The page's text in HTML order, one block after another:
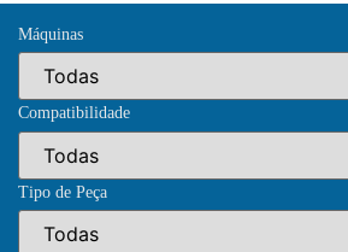
Máquinas
Compatibilidade
Tipo de Peça